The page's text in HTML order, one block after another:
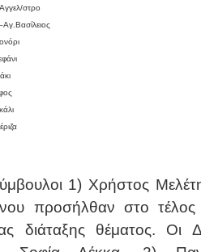
στρο
1) Χρήστος
προσήλθαν στο
διάταξης θέματος. Οι